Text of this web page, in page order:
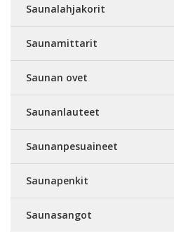
Saunalahjakorit
Saunamittarit
Saunan ovet
Saunanlauteet
Saunanpesuaineet
Saunapenkit
Saunasangot